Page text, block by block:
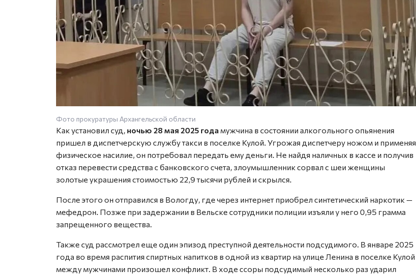
Фото прокуратуры Архангельской области
Как установил суд, ночью 28 мая 2025 года мужчина в состоянии алкогольного опьянения
пришел в диспетчерскую службу такси в поселке Кулой. Угрожая диспетчеру ножом и применяя
физическое насилие, он потребовал передать ему деньги. Не найдя наличных в кассе и получив
отказ перевести средства с банковского счета, злоумышленник сорвал с шеи женщины
золотые украшения стоимостью 22,9 тысячи рублей и скрылся.
После этого он отправился в Вологду, где через интернет приобрел синтетический наркотик —
мефедрон. Позже при задержании в Вельске сотрудники полиции изъяли у него 0,95 грамма
запрещенного вещества.
Также суд рассмотрел еще один эпизод преступной деятельности подсудимого. В январе 2025
года во время распития спиртных напитков в одной из квартир на улице Ленина в поселке Кулой
между мужчинами произошел конфликт. В ходе ссоры подсудимый несколько раз ударил